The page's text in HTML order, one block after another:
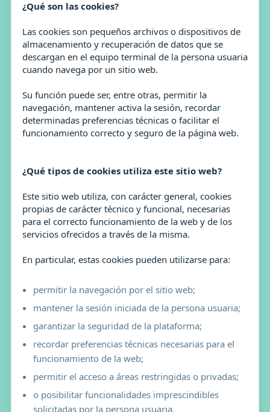
¿Qué son las cookies?
Las cookies son pequeños archivos o dispositivos de
almacenamiento y recuperación de datos que se
descargan en el equipo terminal de la persona usuaria
cuando navega por un sitio web.
Su función puede ser, entre otras, permitir la
navegación, mantener activa la sesión, recordar
determinadas preferencias técnicas o facilitar el
funcionamiento correcto y seguro de la página web.
¿Qué tipos de cookies utiliza este sitio web?
Este sitio web utiliza, con carácter general, cookies
propias de carácter técnico y funcional, necesarias
para el correcto funcionamiento de la web y de los
servicios ofrecidos a través de la misma.
En particular, estas cookies pueden utilizarse para:
permitir la navegación por el sitio web;
mantener la sesión iniciada de la persona usuaria;
garantizar la seguridad de la plataforma;
recordar preferencias técnicas necesarias para el
funcionamiento de la web;
permitir el acceso a áreas restringidas o privadas;
o posibilitar funcionalidades imprescindibles
solicitadas por la persona usuaria.